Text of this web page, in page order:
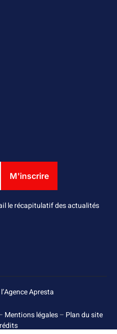
le récapitulatif des actualités
l’Agence Apresta
Mentions légales– Plan du site